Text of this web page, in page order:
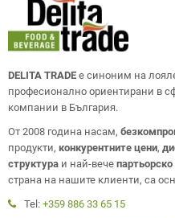
DELITA TRADE е синоним на
професионално ориентирани в
компании в България.
От 2008 година насам,
продукти, конкурентните цени,
структура и най-вече
страна на нашите клиенти, са
Tel: +359 886 33 65 15